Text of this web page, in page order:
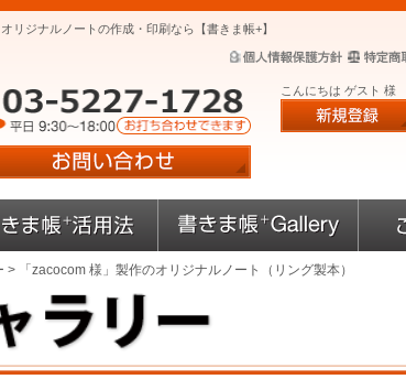
リジナルノートの作成・印刷なら【書きま帳+】
こんにちは ゲスト 様
> 「zacocom 様」製作のオリジナルノート（リング製本）